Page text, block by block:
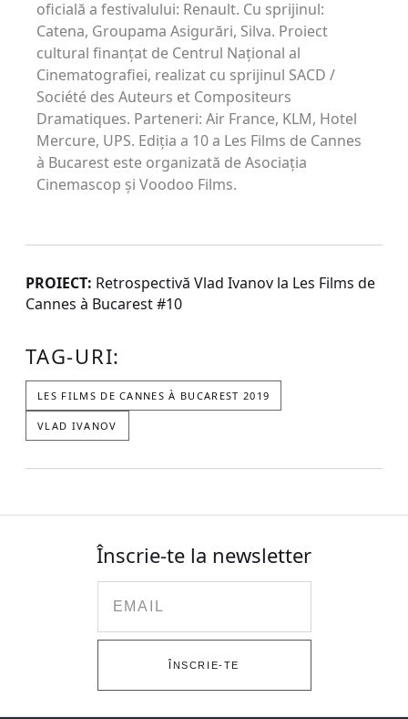
oficială a festivalului: Renault. Cu sprijinul:
Catena, Groupama Asigurări, Silva. Proiect
cultural finanțat de Centrul Naţional al
Cinematografiei, realizat cu sprijinul SACD /
Société des Auteurs et Compositeurs
Dramatiques. Parteneri: Air France, KLM, Hotel
Mercure, UPS. Ediția a 10 a Les Films de Cannes
à Bucarest este organizată de Asociația
Cinemascop și Voodoo Films.
PROIECT: Retrospectivă Vlad Ivanov la Les Films de
Cannes à Bucarest #10
TAG-URI:
LES FILMS DE CANNES À BUCAREST 2019
VLAD IVANOV
Înscrie-te la newsletter
ÎNSCRIE-TE